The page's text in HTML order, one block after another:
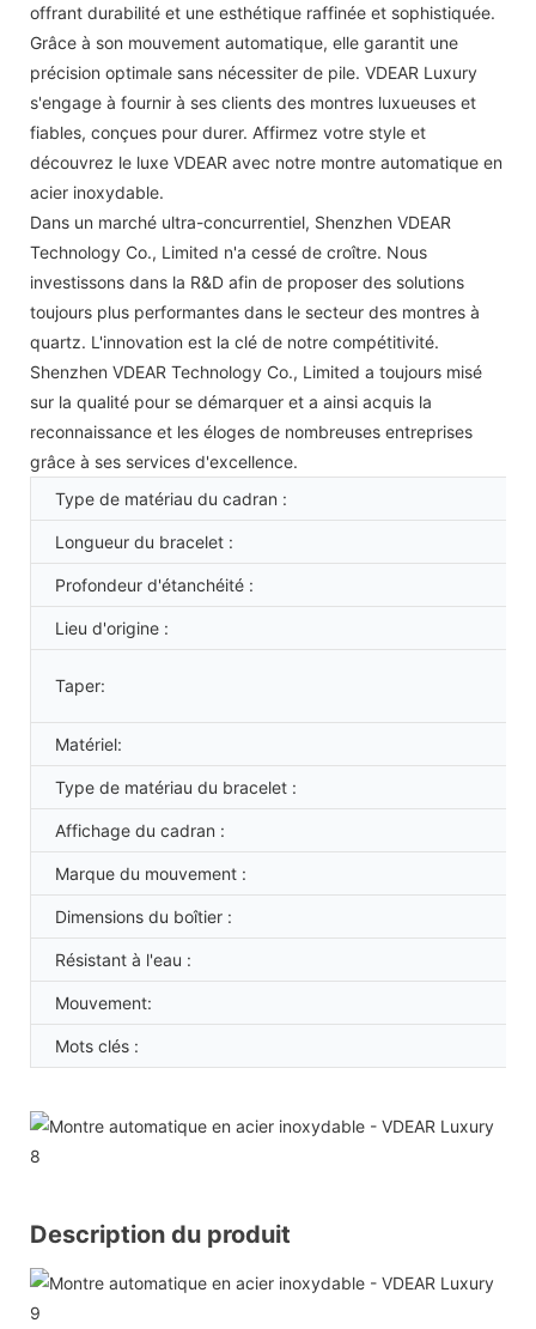
offrant durabilité et une esthétique raffinée et sophistiquée.
Grâce à son mouvement automatique, elle garantit une
précision optimale sans nécessiter de pile. VDEAR Luxury
s'engage à fournir à ses clients des montres luxueuses et
fiables, conçues pour durer. Affirmez votre style et
découvrez le luxe VDEAR avec notre montre automatique en
acier inoxydable.
Dans un marché ultra-concurrentiel, Shenzhen VDEAR
Technology Co., Limited n'a cessé de croître. Nous
investissons dans la R&D afin de proposer des solutions
toujours plus performantes dans le secteur des montres à
quartz. L'innovation est la clé de notre compétitivité.
Shenzhen VDEAR Technology Co., Limited a toujours misé
sur la qualité pour se démarquer et a ainsi acquis la
reconnaissance et les éloges de nombreuses entreprises
grâce à ses services d'excellence.
Type de matériau du cadran :
Longueur du bracelet :
Profondeur d'étanchéité :
Lieu d'origine :
Taper:
Matériel:
Type de matériau du bracelet :
Affichage du cadran :
Marque du mouvement :
Dimensions du boîtier :
Résistant à l'eau :
Mouvement:
Mots clés :
Description du produit